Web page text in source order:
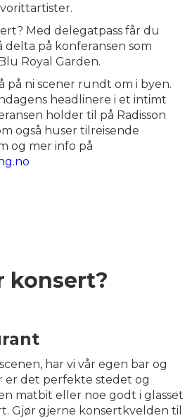
Med delegatpass får du
på konferansen som
Royal Garden.
på ni scener rundt om i byen.
headlinere i et intimt
holder til på Radisson
også huser tilreisende
og mer info på
konsert?
har vi vår egen bar og
er det perfekte stedet og
matbit eller noe godt i glasset
Gjør gjerne konsertkvelden til